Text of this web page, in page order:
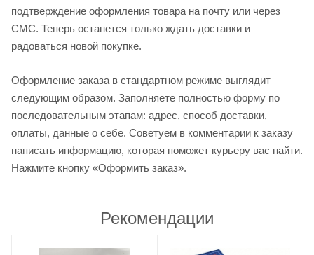
подтверждение оформления товара на почту или через
СМС. Теперь останется только ждать доставки и
радоваться новой покупке.
Оформление заказа в стандартном режиме выглядит
следующим образом. Заполняете полностью форму по
последовательным этапам: адрес, способ доставки,
оплаты, данные о себе. Советуем в комментарии к заказу
написать информацию, которая поможет курьеру вас найти.
Нажмите кнопку «Оформить заказ».
Рекомендации